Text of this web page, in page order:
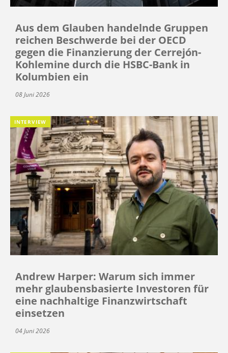
Aus dem Glauben handelnde Gruppen
reichen Beschwerde bei der OECD
gegen die Finanzierung der Cerrejón-
Kohlemine durch die HSBC-Bank in
Kolumbien ein
08 Juni 2026
INTERVIEW
Andrew Harper: Warum sich immer
mehr glaubensbasierte Investoren für
eine nachhaltige Finanzwirtschaft
einsetzen
04 Juni 2026